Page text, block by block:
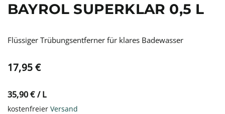
BAYROL SUPERKLAR 0,5 L
Flüssiger Trübungsentferner für klares Badewasser
17,95€
35,90€/L
kostenfreier Versand